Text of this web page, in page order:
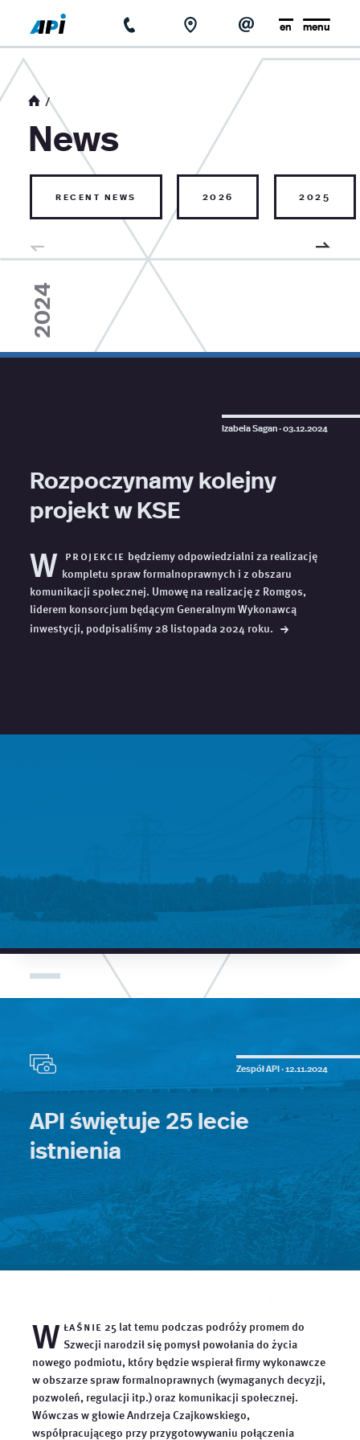
menu
en
home
base of knowledge
contact
News
recent news 2026 2025
2024
Izabela Sagan ·03.12.2024
Rozpoczynamy kolejny
projekt w KSE
W projekcie będziemy odpowiedzialni za realizację
kompletu spraw formalnoprawnych i z obszaru
komunikacji społecznej. Umowę na realizację z Romgos,
liderem konsorcjum będącym Generalnym Wykonawcą
inwestycji, podpisaliśmy 28 listopada 2024 roku. →
Zespół API ·12.11.2024
API świętuje 25 lecie
istnienia
W łaśnie 25 lat temu podczas podróży promem do
Szwecji narodził się pomysł powołania do życia
nowego podmiotu, który będzie wspierał firmy wykonawcze
w obszarze spraw formalnoprawnych (wymaganych decyzji,
pozwoleń, regulacji itp.) oraz komunikacji społecznej.
Wówczas w głowie Andrzeja Czajkowskiego,
współpracującego przy przygotowywaniu połączenia